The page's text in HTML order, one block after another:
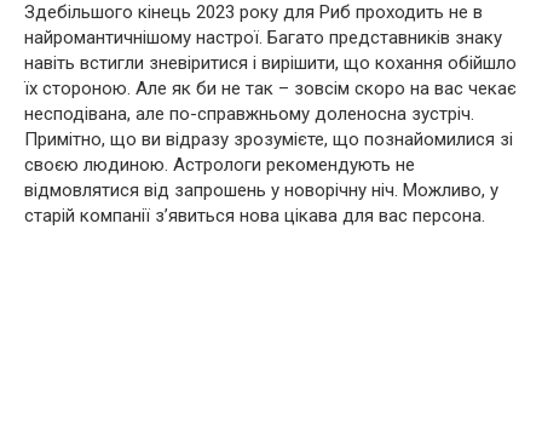
Здебільшого кінець 2023 року для Риб проходить не в
найромантичнішому настрої. Багато представників знаку
навіть встигли зневіритися і вирішити, що кохання обійшло
їх стороною. Але як би не так – зовсім скоро на вас чекає
несподівана, але по-справжньому доленосна зустріч.
Примітно, що ви відразу зрозумієте, що познайомилися зі
своєю людиною. Астрологи рекомендують не
відмовлятися від запрошень у новорічну ніч. Можливо, у
старій компанії з’явиться нова цікава для вас персона.